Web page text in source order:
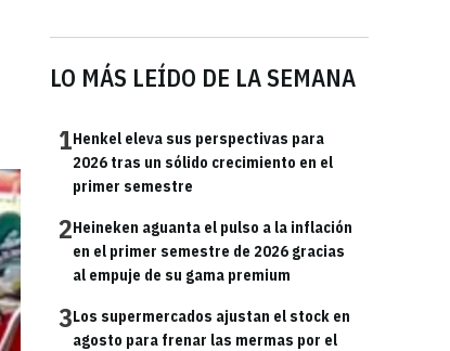
LO MÁS LEÍDO DE LA SEMANA
1Henkel eleva sus perspectivas para
2026 tras un sólido crecimiento en el
primer semestre
2Heineken aguanta el pulso a la inflación
en el primer semestre de 2026 gracias
al empuje de su gama premium
3Los supermercados ajustan el stock en
agosto para frenar las mermas por el